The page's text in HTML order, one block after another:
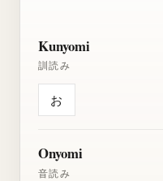
Kunyomi
訓読み
お
Onyomi
音読み